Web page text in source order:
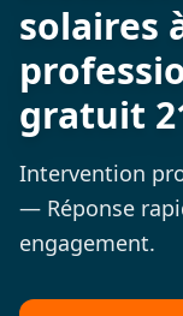
solaires
gratuit
Intervention
— Réponse
engagement.